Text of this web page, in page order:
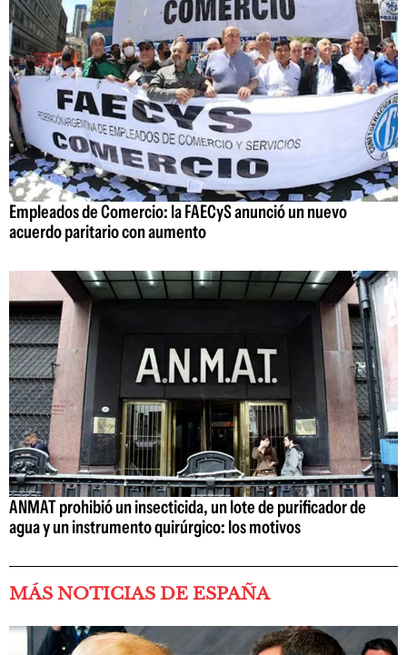
Empleados de Comercio: la FAECyS anunció un nuevo
acuerdo paritario con aumento
ANMAT prohibió un insecticida, un lote de purificador de
agua y un instrumento quirúrgico: los motivos
MÁS NOTICIAS DE ESPAÑA